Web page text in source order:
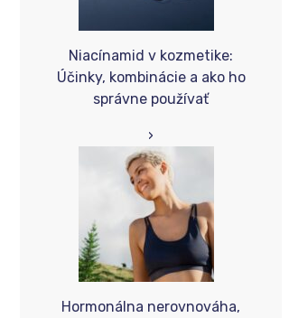
Niacínamid v kozmetike:
Účinky, kombinácie a ako ho
správne používať
›
Hormonálna nerovnováha,